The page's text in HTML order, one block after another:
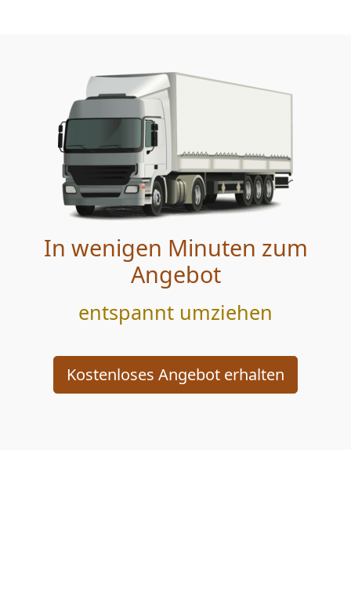
In wenigen Minuten zum
Angebot
entspannt umziehen
Kostenloses Angebot erhalten